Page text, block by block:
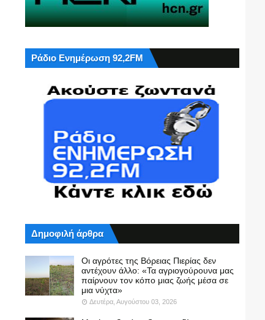
Ράδιο Ενημέρωση 92,2FM
Δημοφιλή άρθρα
Οι αγρότες της Βόρειας Πιερίας δεν
αντέχουν άλλο: «Τα αγριογούρουνα μας
παίρνουν τον κόπο μιας ζωής μέσα σε
μια νύχτα»
Δευτέρα, Αυγούστου 03, 2026